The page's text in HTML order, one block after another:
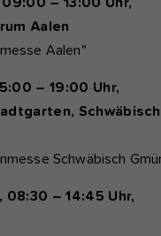
– 13:00 Uhr,
Aalen
Aalen"
– 19:00 Uhr,
Schwäbisch
Schwäbisch
– 14:45 Uhr,